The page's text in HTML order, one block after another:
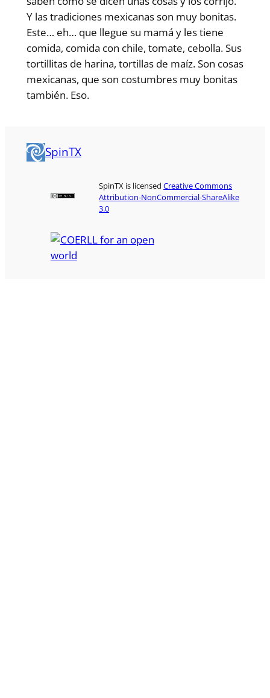
Y las tradiciones mexicanas son muy bonitas.
Este… eh… que llegue su mamá y les tiene
comida, comida con chile, tomate, cebolla. Sus
tortillitas de harina, tortillas de maíz. Son cosas
mexicanas, que son costumbres muy bonitas
también. Eso.
SpinTX
SpinTX is licensedCreative Commons
Attribution-NonCommercial-ShareAlike
3.0